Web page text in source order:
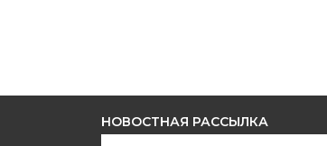
НОВОСТНАЯ РАССЫЛКА